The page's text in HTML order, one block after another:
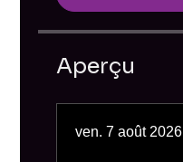
Aperçu
ven. 7 août 2026